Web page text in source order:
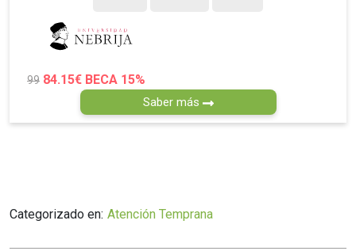
99 84.15€ BECA 15%
Saber más
Categorizado en: Atención Temprana